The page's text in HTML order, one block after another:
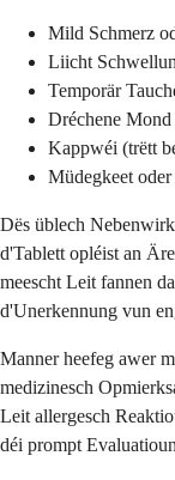
Mild Schmerz
Liicht
Temporär
Dréchene Mond
Kappwéi (trëtt
Müdegkeet
Dës üblech
d'Tablett opléist an
meescht Leit fannen
d'Unerkennung vun
Manner heefeg awer
medizinesch
Leit allergesch
déi prompt